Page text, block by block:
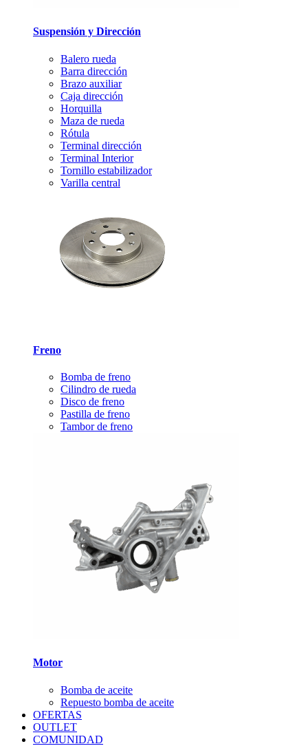
Suspensión y Dirección
Balero rueda
Barra dirección
Brazo auxiliar
Caja dirección
Horquilla
Maza de rueda
Rótula
Terminal dirección
Terminal Interior
Tornillo estabilizador
Varilla central
Freno
Bomba de freno
Cilindro de rueda
Disco de freno
Pastilla de freno
Tambor de freno
Motor
Bomba de aceite
Repuesto bomba de aceite
OFERTAS
OUTLET
COMUNIDAD